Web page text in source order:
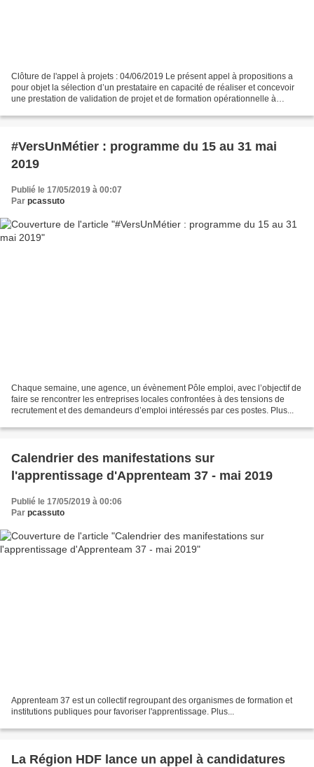
Clôture de l'appel à projets : 04/06/2019 Le présent appel à propositions a
pour objet la sélection d’un prestataire en capacité de réaliser et concevoir
une prestation de validation de projet et de formation opérationnelle à
#VersUnMétier : programme du 15 au 31 mai
2019
Publié le 17/05/2019 à 00:07
Par pcassuto
Chaque semaine, une agence, un évènement Pôle emploi, avec l’objectif de
faire se rencontrer les entreprises locales confrontées à des tensions de
recrutement et des demandeurs d’emploi intéressés par ces postes. Plus...
Calendrier des manifestations sur
l'apprentissage d'Apprenteam 37 - mai 2019
Publié le 17/05/2019 à 00:06
Par pcassuto
Apprenteam 37 est un collectif regroupant des organismes de formation et
institutions publiques pour favoriser l'apprentissage. Plus...
La Région HDF lance un appel à candidatures